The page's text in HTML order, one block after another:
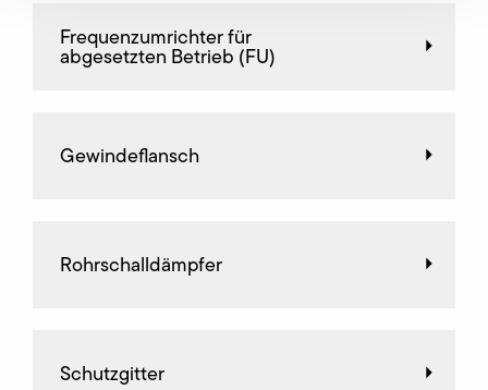
Frequenz­umrichter für
abgesetzten Betrieb (FU)
Gewindeflansch
Rohrschalldämpfer
Schutzgitter